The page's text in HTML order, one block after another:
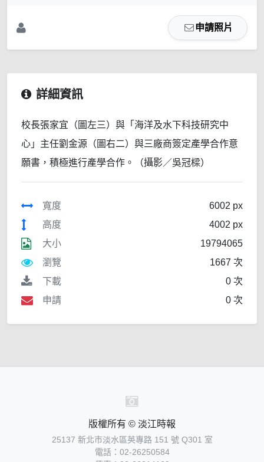
申請照片
詳細資訊
校長張家宜（圖左三）與「海洋及水下科技研究中
心」主任劉金源（圖右二）與三廠商簽定產學合作意
願書，積極進行產學合作。（攝影／吳冠樑）
寬度
6002 px
高度
4002 px
大小
19794065
瀏覽
1667 次
下載
0 次
申請
0 次
版權所有 © 淡江時報
25137 新北市淡水區英專路 151 號 Q301 室
電話：02-26250584